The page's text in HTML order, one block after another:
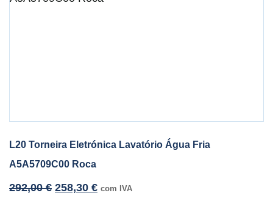
L20 Torneira Eletrónica Lavatório Água Fria
A5A5709C00 Roca
292,00€ 258,30 € com IVA